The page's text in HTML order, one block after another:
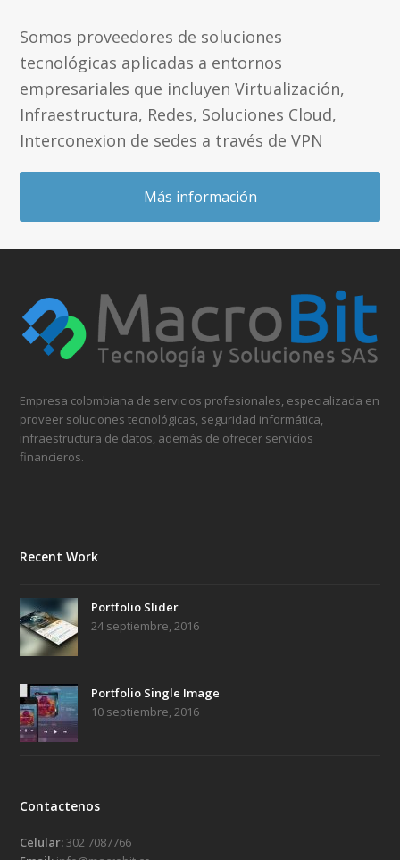
Somos proveedores de soluciones
tecnológicas aplicadas a entornos
empresariales que incluyen Virtualización,
Infraestructura, Redes, Soluciones Cloud,
Interconexion de sedes a través de VPN
Más información
Empresa colombiana de servicios profesionales, especializada en
proveer soluciones tecnológicas, seguridad informática,
infraestructura de datos, además de ofrecer servicios
financieros.
Recent Work
Portfolio Slider
24 septiembre, 2016
Portfolio Single Image
10 septiembre, 2016
Contactenos
Celular:302 7087766